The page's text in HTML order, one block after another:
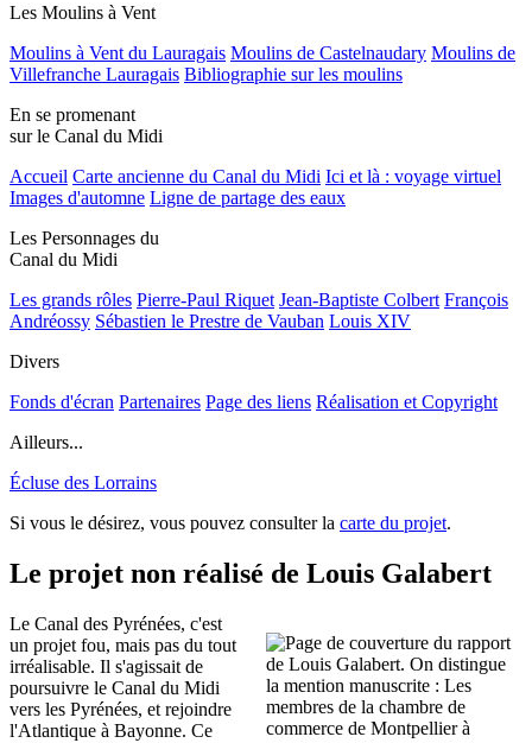
Les Moulins à Vent
Moulins à Vent du Lauragais Moulins de Castelnaudary Moulins de
Villefranche Lauragais Bibliographie sur les moulins
En se promenant
sur le Canal du Midi
Accueil Carte ancienne du Canal du Midi Ici et là : voyage virtuel
Images d'automne Ligne de partage des eaux
Les Personnages du
Canal du Midi
Les grands rôles Pierre-Paul Riquet Jean-Baptiste Colbert François
Andréossy Sébastien le Prestre de Vauban Louis XIV
Divers
Fonds d'écran Partenaires Page des liens Réalisation et Copyright
Ailleurs...
Écluse des Lorrains
Si vous le désirez, vous pouvez consulter la carte du projet.
Le projet non réalisé de Louis Galabert
Le Canal des Pyrénées, c'est
un projet fou, mais pas du tout
irréalisable. Il s'agissait de
poursuivre le Canal du Midi
vers les Pyrénées, et rejoindre
l'Atlantique à Bayonne. Ce